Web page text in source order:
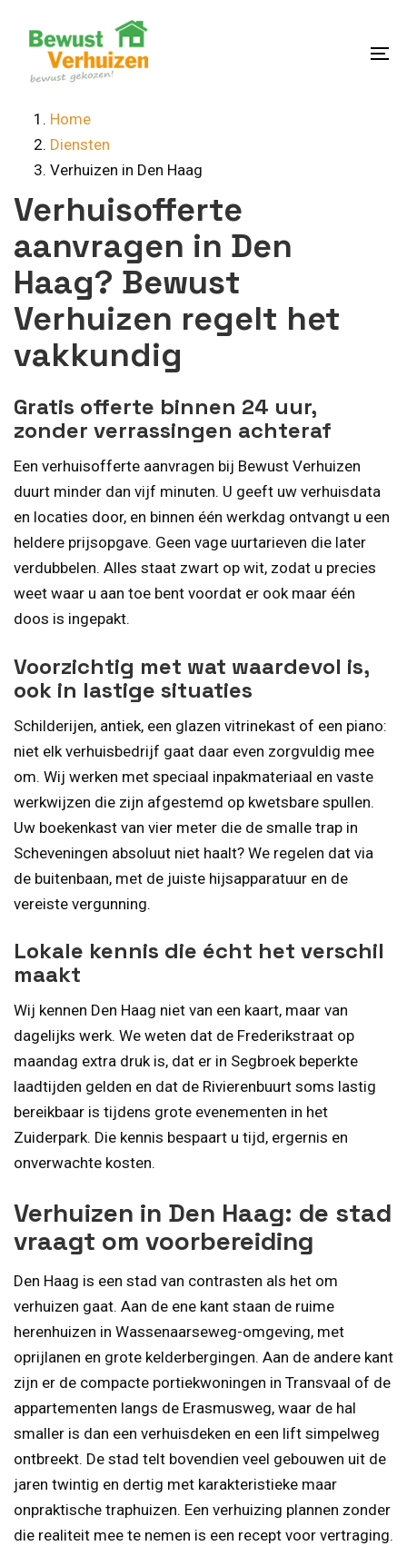
content
Home
Diensten
Verhuizen in Den Haag
Verhuisofferte
aanvragen in Den
Haag? Bewust
Verhuizen regelt het
vakkundig
Gratis offerte binnen 24 uur,
zonder verrassingen achteraf
Een verhuisofferte aanvragen bij Bewust Verhuizen
duurt minder dan vijf minuten. U geeft uw verhuisdata
en locaties door, en binnen één werkdag ontvangt u een
heldere prijsopgave. Geen vage uurtarieven die later
verdubbelen. Alles staat zwart op wit, zodat u precies
weet waar u aan toe bent voordat er ook maar één
doos is ingepakt.
Voorzichtig met wat waardevol is,
ook in lastige situaties
Schilderijen, antiek, een glazen vitrinekast of een piano:
niet elk verhuisbedrijf gaat daar even zorgvuldig mee
om. Wij werken met speciaal inpakmateriaal en vaste
werkwijzen die zijn afgestemd op kwetsbare spullen.
Uw boekenkast van vier meter die de smalle trap in
Scheveningen absoluut niet haalt? We regelen dat via
de buitenbaan, met de juiste hijsapparatuur en de
vereiste vergunning.
Lokale kennis die écht het verschil
maakt
Wij kennen Den Haag niet van een kaart, maar van
dagelijks werk. We weten dat de Frederikstraat op
maandag extra druk is, dat er in Segbroek beperkte
laadtijden gelden en dat de Rivierenbuurt soms lastig
bereikbaar is tijdens grote evenementen in het
Zuiderpark. Die kennis bespaart u tijd, ergernis en
onverwachte kosten.
Verhuizen in Den Haag: de stad
vraagt om voorbereiding
Den Haag is een stad van contrasten als het om
verhuizen gaat. Aan de ene kant staan de ruime
herenhuizen in Wassenaarseweg-omgeving, met
oprijlanen en grote kelderbergingen. Aan de andere kant
zijn er de compacte portiekwoningen in Transvaal of de
appartementen langs de Erasmusweg, waar de hal
smaller is dan een verhuisdeken en een lift simpelweg
ontbreekt. De stad telt bovendien veel gebouwen uit de
jaren twintig en dertig met karakteristieke maar
onpraktische traphuizen. Een verhuizing plannen zonder
die realiteit mee te nemen is een recept voor vertraging.